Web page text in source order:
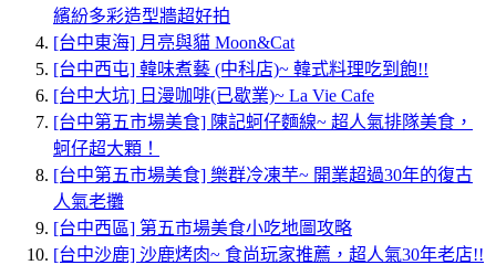
繽紛多彩造型牆超好拍
[台中東海] 月亮與貓 Moon&Cat
[台中西屯] 韓味煮藝 (中科店)~ 韓式料理吃到飽!!
[台中大坑] 日漫咖啡(已歇業)~ La Vie Cafe
[台中第五市場美食] 陳記蚵仔麵線~ 超人氣排隊美食，
蚵仔超大顆！
[台中第五市場美食] 樂群冷凍芋~ 開業超過30年的復古
人氣老攤
[台中西區] 第五市場美食小吃地圖攻略
[台中沙鹿] 沙鹿烤肉~ 食尚玩家推薦，超人氣30年老店!!